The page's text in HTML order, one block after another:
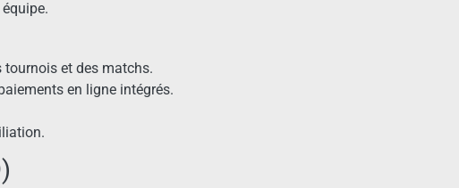
et des matchs.
en ligne intégrés.